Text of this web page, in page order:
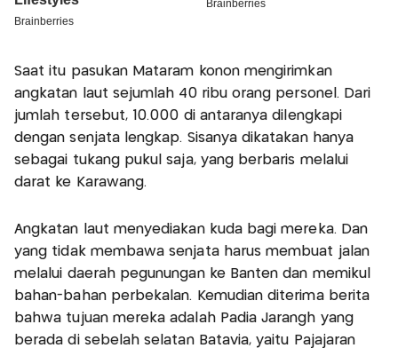
Saat itu pasukan Mataram konon mengirimkan
angkatan laut sejumlah 40 ribu orang personel. Dari
jumlah tersebut, 10.000 di antaranya dilengkapi
dengan senjata lengkap. Sisanya dikatakan hanya
sebagai tukang pukul saja, yang berbaris melalui
darat ke Karawang.
Angkatan laut menyediakan kuda bagi mereka. Dan
yang tidak membawa senjata harus membuat jalan
melalui daerah pegunungan ke Banten dan memikul
bahan-bahan perbekalan. Kemudian diterima berita
bahwa tujuan mereka adalah Padia Jarangh yang
berada di sebelah selatan Batavia, yaitu Pajajaran